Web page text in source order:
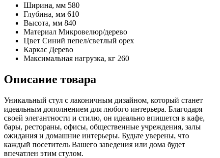
Ширина, мм 580
Глубина, мм 610
Высота, мм 840
Материал Микровелюр/дерево
Цвет Синий пепел/светлый орех
Каркас Дерево
Максимальная нагрузка, кг 260
Описание товара
Уникальный стул с лаконичным дизайном, который станет
идеальным дополнением для любого интерьера. Благодаря
своей элегантности и стилю, он идеально впишется в кафе,
бары, рестораны, офисы, общественные учреждения, залы
ожидания и домашние интерьеры. Будьте уверены, что
каждый посетитель Вашего заведения или дома будет
впечатлен этим стулом.